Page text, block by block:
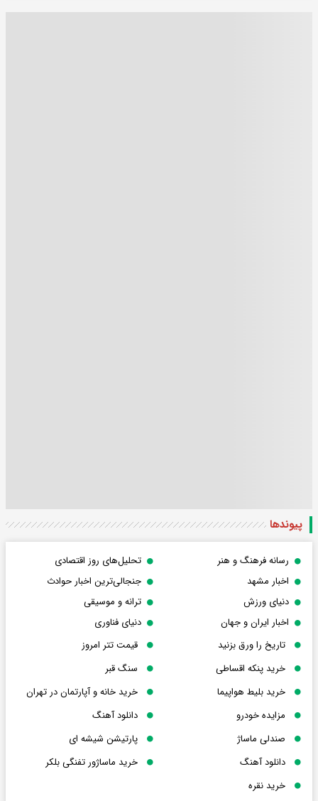
پیوندها
رسانه فرهنگ و هنر
تحلیل‌های روز اقتصادی
اخبار مشهد
جنجالی‌ترین اخبار حوادث
دنیای ورزش
ترانه و موسیقی
اخبار ایران و جهان
دنیای فناوری
تاریخ را ورق بزنید
قیمت تتر امروز
خرید پنکه اقساطی
سنگ قبر
خرید بلیط هواپیما
خرید خانه و آپارتمان در تهران
مزایده خودرو
دانلود آهنگ
صندلی ماساژ
پارتیشن شیشه ای
دانلود آهنگ
خرید ماساژور تفنگی بلکر
خرید نقره